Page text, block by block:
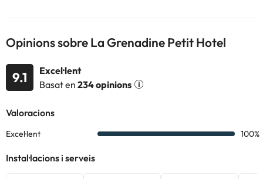
Opinions sobre La Grenadine Petit Hotel
9.1
Excel·lent
Basat en 234 opinions